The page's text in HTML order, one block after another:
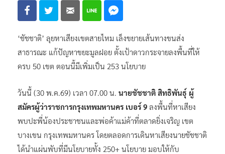
‘ชัชชาติ’ ลุยหาเสียงเขตสายไหม เล็งขยายเส้นทางขนส่ง
สาธารณะ แก้ปัญหาขยะมูลฝอย ตั้งเป้าดาวกระจายลงพื้นที่ให้
ครบ 50 เขต ตอนนี้มีเพิ่มเป็น 253 นโยบาย
วันนี้ (30 พ.ค.69) เวลา 07.00 น. นายชัชชาติ สิทธิพันธุ์ ผู้
สมัครผู้ว่าราชการกรุงเทพมหานคร เบอร์ 9 ลงพื้นที่หาเสียง
พบปะพี่น้องประชาชนและพ่อค้าแม่ค้าที่ตลาดยิ่งเจริญ เขต
บางเขน กรุงเทพมหานคร โดยตลอดการเดินหาเสียงนายชัชชาติ
ได้นำแผ่นพับที่มีนโยบายทั้ง 250+ นโยบาย มอบให้กับ